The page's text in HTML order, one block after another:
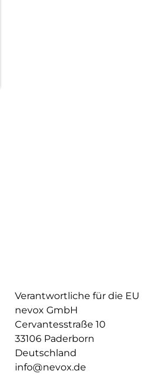
Verantwortliche für die EU
nevox GmbH
Cervantesstraße 10
33106 Paderborn
Deutschland
info@nevox.de